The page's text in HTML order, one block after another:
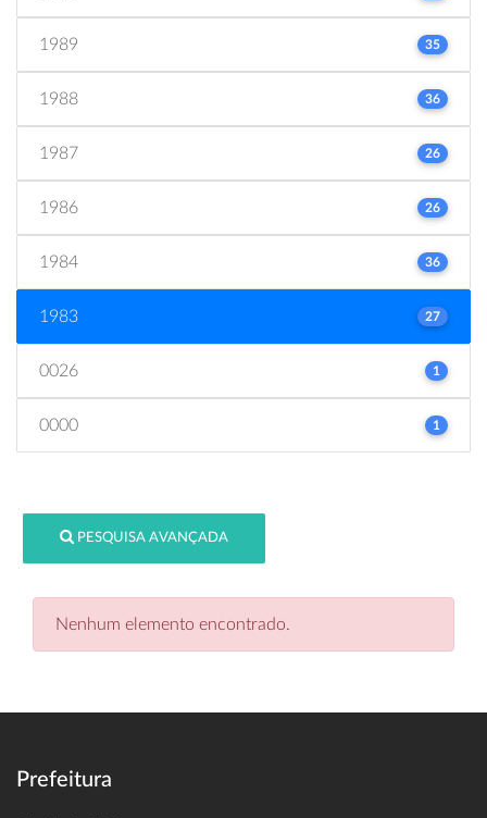
1989 35
1988 36
1987 26
1986 26
1984 36
1983 27
0026 1
0000 1
PESQUISA AVANÇADA
Nenhum elemento encontrado.
Prefeitura